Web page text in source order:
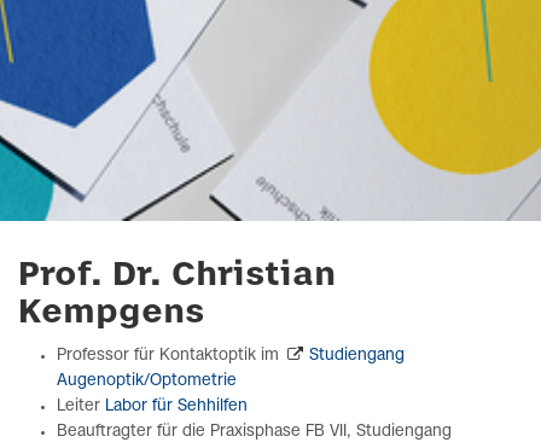
Prof. Dr. Christian
Kempgens
Professor für Kontaktoptik im
Studiengang
Augenoptik/Optometrie
Leiter Labor für Sehhilfen
Beauftragter für die Praxisphase FB VII, Studiengang